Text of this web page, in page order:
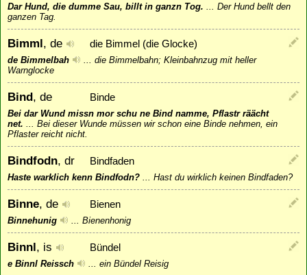
Dar Hund, die dumme Sau, billt in ganzn Tog.
Der Hund bellt den
ganzen Tag.
Bimml, de die Bimmel (die Glocke)
de Bimmelbah
die Bimmelbahn; Kleinbahnzug mit heller
Warnglocke
Bind, de Binde
Bei dar Wund missn mor schu ne Bind namme, Pflastr räächt
net.
Bei dieser Wunde müssen wir schon eine Binde nehmen, ein
Pflaster reicht nicht.
Bindfodn, dr Bindfaden
Haste warklich kenn Bindfodn? Hast du wirklich keinen Bindfaden?
Binne, de Bienen
Binnehunig Bienenhonig
Binnl, is Bündel
e Binnl Reissch ein Bündel Reisig